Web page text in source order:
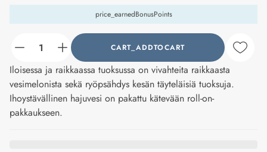
price_earnedBonusPoints
counter_current CART_ADDTOCART
Iloisessa ja raikkaassa tuoksussa on vivahteita raikkaasta
vesimelonista sekä ryöpsähdys kesän täyteläisiä tuoksuja.
Ihoystävällinen hajuvesi on pakattu kätevään roll-on-
pakkaukseen.